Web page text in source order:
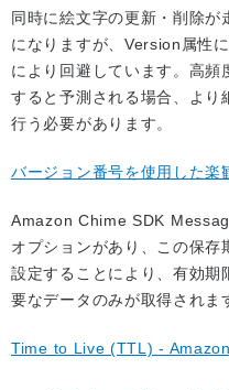
同時に絵文字の更新・削除
になりますが、Version属性
により回避しています。高
すると予測される場合、より
行う必要があります。
バージョン番号を使用した
Amazon Chime SDK
オプションがあり、この保
設定することにより、有効期
要なデータのみが取得されま
Time to Live (TTL) -